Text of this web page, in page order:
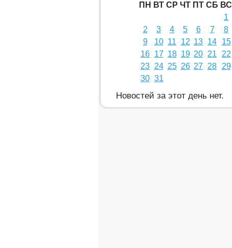
ПН ВТ СР ЧТ ПТ СБ ВС
1
2
3 4 5 6 7
8
9
10 11 12 13 14
15
16 17 18 19 20 21
22
23 24 25 26 27 28
29
30 31
Новостей за этот день нет.